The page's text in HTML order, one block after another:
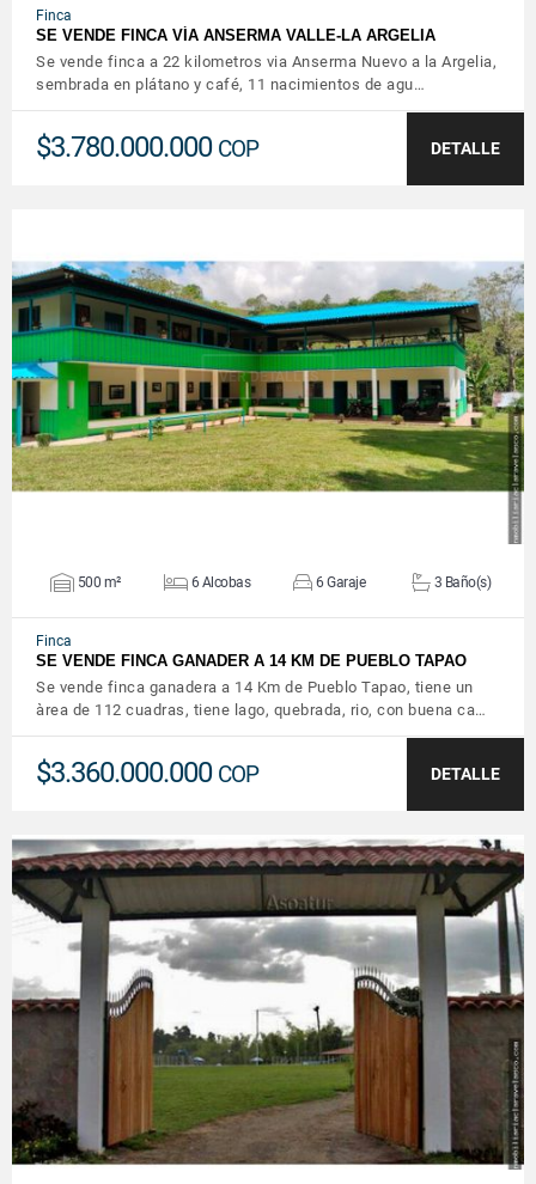
Finca
SE VENDE FINCA VÍA ANSERMA VALLE-LA ARGELIA
Se vende finca a 22 kilometros via Anserma Nuevo a la Argelia,
sembrada en plátano y café, 11 nacimientos de agu…
$3.780.000.000 COP DETALLE
VER DETALLES
500 m² 6 Alcobas 6 Garaje 3 Baño(s)
Finca
SE VENDE FINCA GANADER A 14 KM DE PUEBLO TAPAO
Se vende finca ganadera a 14 Km de Pueblo Tapao, tiene un
àrea de 112 cuadras, tiene lago, quebrada, rio, con buena ca…
$3.360.000.000 COP DETALLE
VER DETALLES